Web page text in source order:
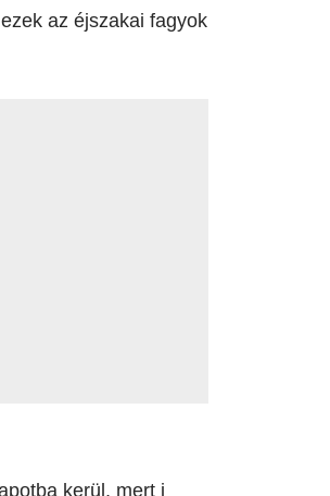
az éjszakai fagyok
kerül, mert i